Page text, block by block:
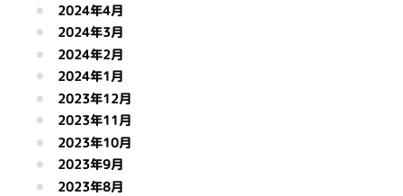
2024年4月
2024年3月
2024年2月
2024年1月
2023年12月
2023年11月
2023年10月
2023年9月
2023年8月